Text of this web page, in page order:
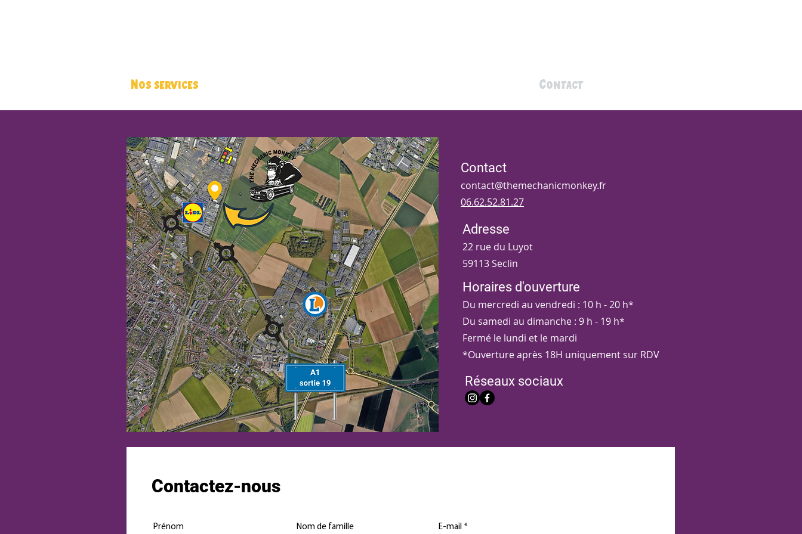
Nos services Contact
Contact
contact@themechanicmonkey.fr
06.62.52.81.27
Adresse
22 rue du Luyot
59113 Seclin
Horaires d'ouverture
Du mercredi au vendredi : 10 h - 20 h*
Du samedi au dimanche : 9 h - 19 h*
Fermé le lundi et le mardi
*Ouverture après 18H uniquement sur RDV
Réseaux sociaux
Contactez-nous
Prénom Nom de famille E-mail